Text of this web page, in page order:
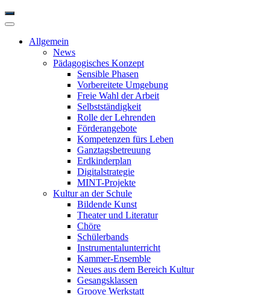
Allgemein
News
Pädagogisches Konzept
Sensible Phasen
Vorbereitete Umgebung
Freie Wahl der Arbeit
Selbstständigkeit
Rolle der Lehrenden
Förderangebote
Kompetenzen fürs Leben
Ganztagsbetreuung
Erdkinderplan
Digitalstrategie
MINT-Projekte
Kultur an der Schule
Bildende Kunst
Theater und Literatur
Chöre
Schülerbands
Instrumentalunterricht
Kammer-Ensemble
Neues aus dem Bereich Kultur
Gesangsklassen
Groove Werkstatt